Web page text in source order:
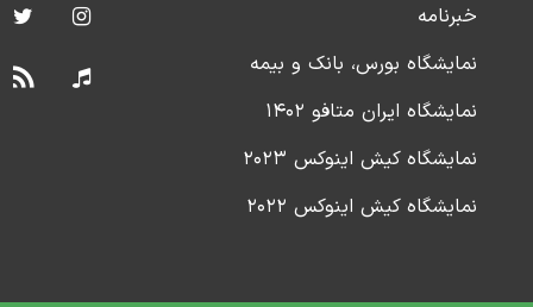
خبرنامه
نمایشگاه بورس، بانک و بیمه
نمایشگاه ایران متافو ۱۴۰۲
نمایشگاه کیش اینوکس ۲۰۲۳
نمایشگاه کیش اینوکس ۲۰۲۲